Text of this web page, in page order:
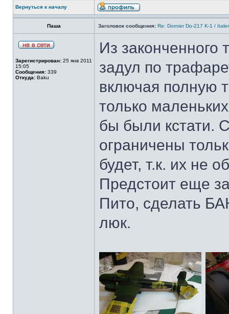
Вернуться к началу
Паша Заголовок сообщения: Re: Dornier Do-217 K-1 /
Зарегистрирован: 25 янв 2011
15:05
Сообщения: 339
Откуда: Baku
Из законченного
задул по
включая полную
только
бы были кстати.
ограничены
будет, т.к. их не
Предстоит еще
Пито, сделать
люк.